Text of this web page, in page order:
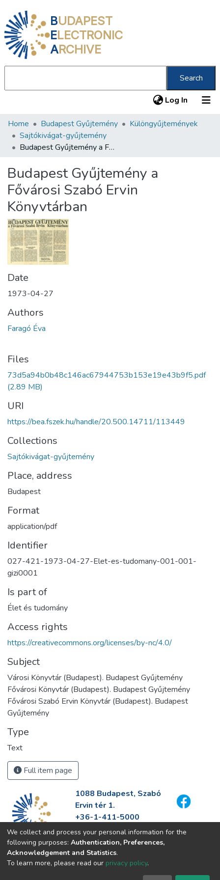
BUDAPEST
ELECTRONIC
ARCHIVE
Search
Log In (current)
Communities & Collections
All of DSpace
About us
Home Budapest Gyűjtemény
Különgyűjtemények
Sajtókivágat-gyűjtemény
Budapest Gyűjtemény a Fővárosi Szabó Ervin Könyvtárban
Budapest Gyűjtemény a
Fővárosi Szabó Ervin
Könyvtárban
Date
1973-04-27
Authors
Faragó Éva
Files
73d5a94b0b48c146ac67944753b153e19e43b9f5.pdf
(2.89 MB)
URI
https://bea.fszek.hu/handle/20.500.14711/113449
Collections
Sajtókivágat-gyűjtemény
Place, address
Budapest
Format
application/pdf
Identifier
027-421-1973-04-27-Elet-es-tudomany-001-001-
gizi0001
Is part of
Élet és tudomány
Access rights
https://creativecommons.org/licenses/by-nc/4.0/
Subject
Városi Könyvtár (Budapest). Budapest Gyűjtemény
Fővárosi Könyvtár (Budapest). Budapest Gyűjtemény
Fővárosi Szabó Ervin Könyvtár (Budapest). Budapest
Gyűjtemény
Type
Text
Full item page
1088 Budapest, Szabó
Ervin tér 1.
+36-1-411-5000
info@fszek.hu
https://fszek.hu
We collect and process your personal information for the
following purposes: Authentication, Preferences,
Acknowledgement and Statistics.
To learn more, please read our privacy policy.